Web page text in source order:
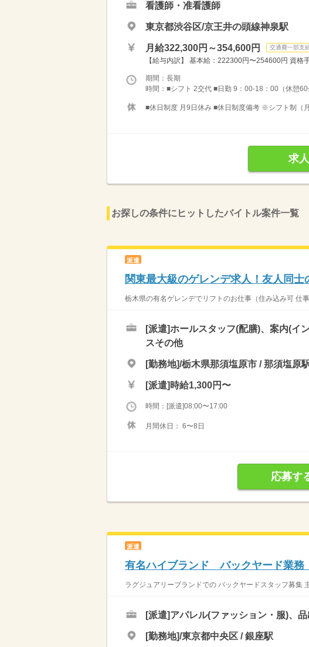
看護師・准看護師
東京都渋谷区/京王井の頭線神泉駅
月給322,300円～354,600円 交通費一部支
【給与内訳】 基本給：222300円〜254600円 資
期間：長期
時間：■シフト 2交代 ■日勤 9：00-18：00（休憩
■休日制度 月9日休み ■休日制度備考 ※シフト制（
求
お探しの条件にヒットしたバイトル案件一覧
派遣
関東最大級のゲレンデ求人！友人同士
栃木県の有名ゲレンデでリフトのお仕事（住み込み可 仕
[派遣]ホールスタッフ(配膳)、案内(イ
スその他
[勤務地]/栃木県那須塩原市 / 那須塩原
[派遣] 時給1,300円〜
時間：[派遣]08:00〜17:00
月間休日： 6〜8日
応募す
派遣
有名ハイブランド バックヤード業
ラグジュアリーブランドでの バックヤードスタッフ募集
[派遣]アパレル(ファッション・服)、
[勤務地]/東京都中央区 / 銀座駅